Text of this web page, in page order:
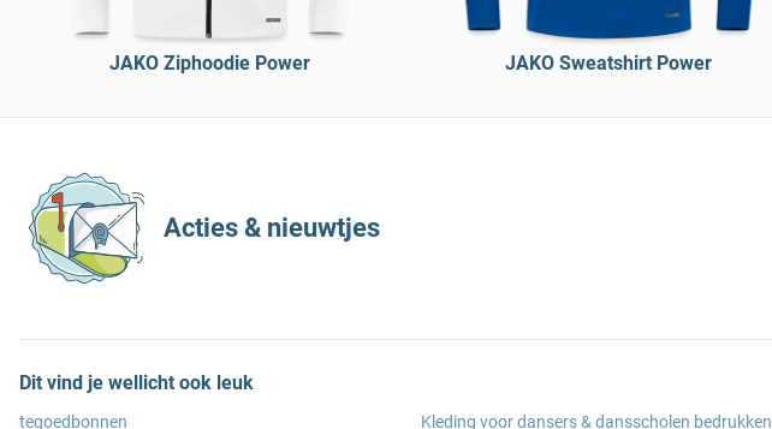
JAKO Ziphoodie Power JAKO Sweatshirt Power
Acties & nieuwtjes
Dit vind je wellicht ook leuk
tegoedbonnen
Kleding voor dansers & dansscholen bedrukken